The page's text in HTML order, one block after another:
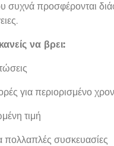
συχνά προσφέρονται
να βρει:
για περιορισμένο
τιμή
πολλαπλές συσκευασίες